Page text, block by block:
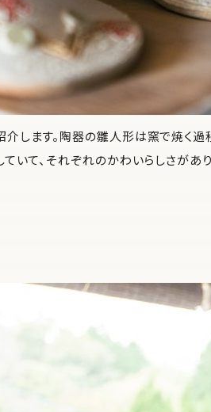
します。陶器の雛人形は窯で焼く過
ていて、それぞれのかわいらしさがあ